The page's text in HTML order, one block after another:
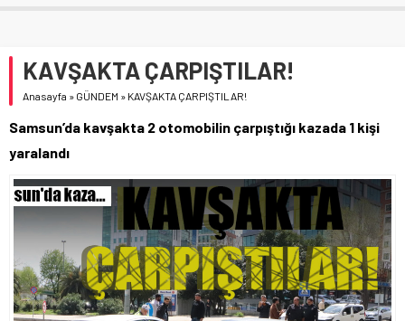
KAVŞAKTA ÇARPIŞTILAR!
Anasayfa » GÜNDEM » KAVŞAKTA ÇARPIŞTILAR!
Samsun’da kavşakta 2 otomobilin çarpıştığı kazada 1 kişi
yaralandı